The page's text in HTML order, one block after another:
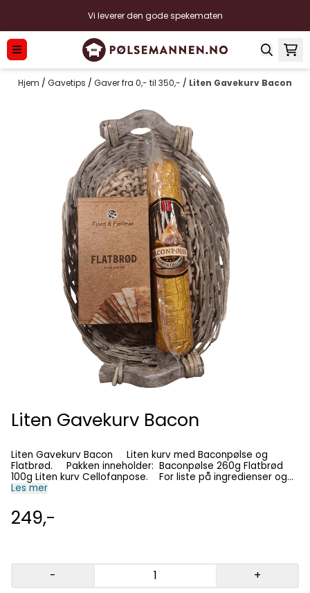
Vi leverer den gode spekematen
Hjem / Gavetips / Gaver fra 0,- til 350,- / Liten Gavekurv Bacon
Liten Gavekurv Bacon
Liten Gavekurv Bacon Liten kurv med Baconpølse og
Flatbrød. Pakken inneholder: Baconpølse 260g Flatbrød
100g Liten kurv Cellofanpose. For liste på ingredienser og
næringsinnhold, søk opp enkeltproduktene der alt står
Les mer
249,-
- +